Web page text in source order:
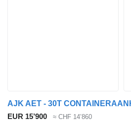
EUR 15’900 ≈ CHF 14’860